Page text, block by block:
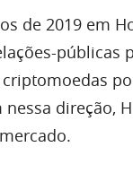
de 2019 em
públicas
direção,